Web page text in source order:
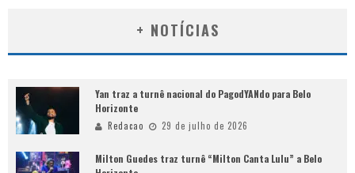
+ NOTÍCIAS
Yan traz a turnê nacional do PagodYANdo para Belo
Horizonte
Redacao 29 de julho de 2026
Milton Guedes traz turnê “Milton Canta Lulu” a Belo